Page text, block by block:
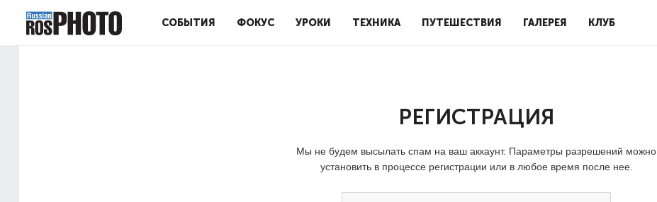
СОБЫТИЯ ФОКУС УРОКИ ТЕХНИКА ПУТЕШЕСТВИЯ ГАЛЕРЕЯ КЛУБ
РЕГИСТРАЦИЯ
Мы не будем высылать спам на ваш аккаунт. Параметры разрешений можно
установить в процессе регистрации или в любое время после нее.